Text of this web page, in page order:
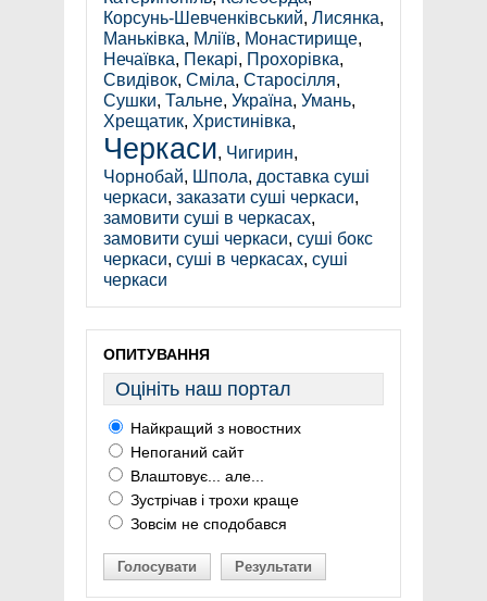
Корсунь-Шевченківський, Лисянка,
Маньківка, Мліїв, Монастирище,
Нечаївка, Пекарі, Прохорівка,
Свидівок, Сміла, Старосілля,
Сушки, Тальне, Україна, Умань,
Хрещатик, Христинівка,
Черкаси, Чигирин,
Чорнобай, Шпола, доставка суші
черкаси, заказати суші черкаси,
замовити суші в черкасах,
замовити суші черкаси, суші бокс
черкаси, суші в черкасах, суші
черкаси
ОПИТУВАННЯ
Оцініть наш портал
Найкращий з новостних
Непоганий сайт
Влаштовує... але...
Зустрічав і трохи краще
Зовсім не сподобався
Голосувати Результати